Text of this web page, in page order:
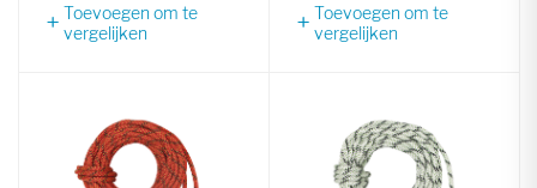
Toevoegen om te
vergelijken
Toevoegen om te
vergelijken